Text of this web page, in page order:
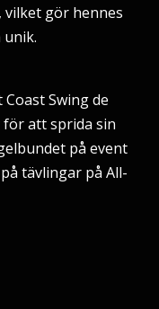
vilket gör hennes
unik.
Swing de
att sprida sin
på event
tävlingar på All-